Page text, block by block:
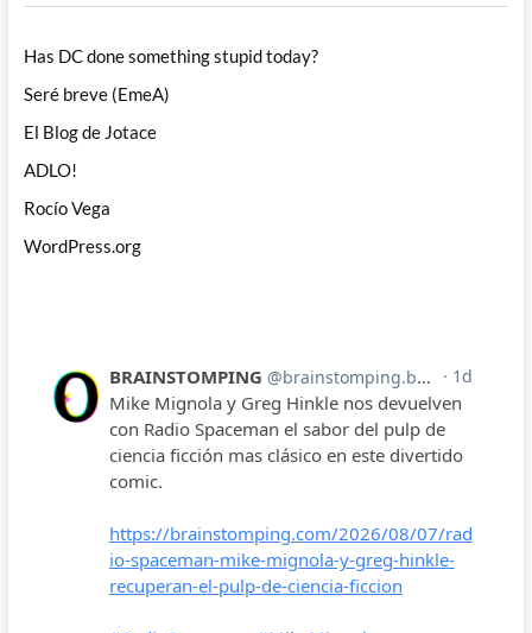
Has DC done something stupid today?
Seré breve (EmeA)
El Blog de Jotace
ADLO!
Rocío Vega
WordPress.org